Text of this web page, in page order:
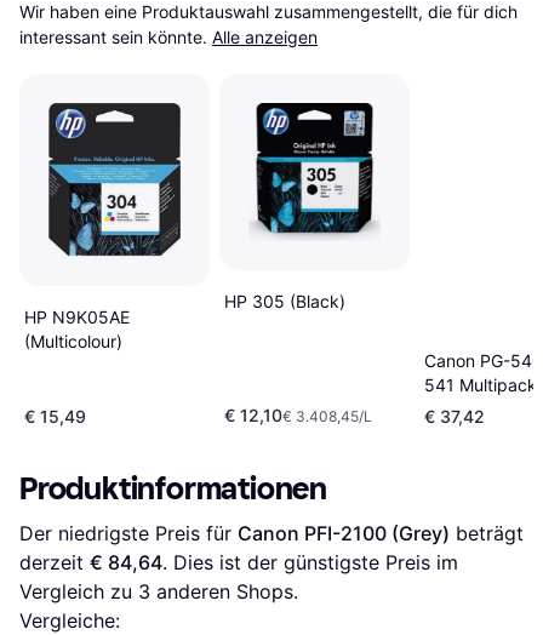
Wir haben eine Produktauswahl zusammengestellt, die für dich
interessant sein könnte. Alle anzeigen
HP N9K05AE
(Multicolour)
€ 15,49
HP 305 (Black)
€ 12,10€ 3.408,45/L
Canon PG-
541 Multipack
€ 37,42
Produktinformationen
Der niedrigste Preis für Canon PFI-2100 (Grey) beträgt
derzeit € 84,64. Dies ist der günstigste Preis im
Vergleich zu 3 anderen Shops.
Vergleiche: